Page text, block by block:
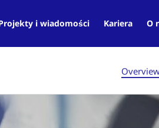
i wiadomości Kariera O